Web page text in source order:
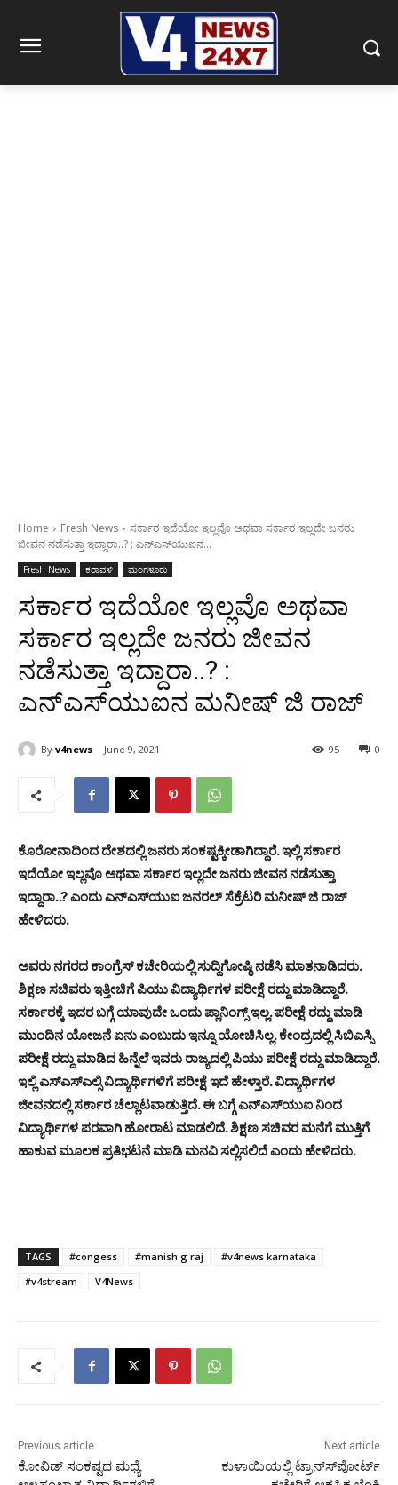
Home Fresh News
ಸರ್ಕಾರ ಇದೆಯೋ ಇಲ್ಲವೊ ಅಥವಾ ಸರ್ಕಾರ ಇಲ್ಲದೇ ಜನರು
ಜೀವನ ನಡೆಸುತ್ತಾ ಇದ್ದಾರಾ..? : ಎನ್‍ಎಸ್‍ಯುಐನ...
Fresh News ಕರಾವಳಿ ಮಂಗಳೂರು
ಸರ್ಕಾರ ಇದೆಯೋ ಇಲ್ಲವೊ ಅಥವಾ
ಸರ್ಕಾರ ಇಲ್ಲದೇ ಜನರು ಜೀವನ
ನಡೆಸುತ್ತಾ ಇದ್ದಾರಾ..? :
ಎನ್‍ಎಸ್‍ಯುಐನ ಮನೀಷ್ ಜಿ ರಾಜ್
By v4news June 9, 2021 0
95
ಕೊರೋನಾದಿಂದ ದೇಶದಲ್ಲಿ ಜನರು ಸಂಕಷ್ಟಕ್ಕೀಡಾಗಿದ್ದಾರೆ. ಇಲ್ಲಿ ಸರ್ಕಾರ
ಇದೆಯೋ ಇಲ್ಲವೊ ಅಥವಾ ಸರ್ಕಾರ ಇಲ್ಲದೇ ಜನರು ಜೀವನ ನಡೆಸುತ್ತಾ
ಇದ್ದಾರಾ..? ಎಂದು ಎನ್‍ಎಸ್‍ಯುಐ ಜನರಲ್ ಸೆಕ್ರೆಟರಿ ಮನೀಷ್ ಜಿ ರಾಜ್
ಹೇಳಿದರು.
ಅವರು ನಗರದ ಕಾಂಗ್ರೆಸ್ ಕಚೇರಿಯಲ್ಲಿ ಸುದ್ದಿಗೋಷ್ಠಿ ನಡೆಸಿ ಮಾತನಾಡಿದರು.
ಶಿಕ್ಷಣ ಸಚಿವರು ಇತ್ತೀಚಿಗೆ ಪಿಯು ವಿದ್ಯಾರ್ಥಿಗಳ ಪರೀಕ್ಷೆ ರದ್ದು ಮಾಡಿದ್ದಾರೆ.
ಸರ್ಕಾರಕ್ಕೆ ಇದರ ಬಗ್ಗೆ ಯಾವುದೇ ಒಂದು ಪ್ಲಾನಿಂಗ್ಸ್ ಇಲ್ಲ. ಪರೀಕ್ಷೆ ರದ್ದು ಮಾಡಿ
ಮುಂದಿನ ಯೋಜನೆ ಏನು ಎಂಬುದು ಇನ್ನೂ ಯೋಚಿಸಿಲ್ಲ. ಕೇಂದ್ರದಲ್ಲಿ ಸಿಬಿಎಸ್ಸಿ
ಪರೀಕ್ಷೆ ರದ್ದು ಮಾಡಿದ ಹಿನ್ನೆಲೆ ಇವರು ರಾಜ್ಯದಲ್ಲಿ ಪಿಯು ಪರೀಕ್ಷೆ ರದ್ದು ಮಾಡಿದ್ದಾರೆ.
ಇಲ್ಲಿ ಎಸ್‍ಎಸ್‍ಎಲ್ಸಿ ವಿದ್ಯಾರ್ಥಿಗಳಿಗೆ ಪರೀಕ್ಷೆ ಇದೆ ಹೇಳ್ತಾರೆ. ವಿದ್ಯಾರ್ಥಿಗಳ
ಜೀವನದಲ್ಲಿ ಸರ್ಕಾರ ಚೆಲ್ಲಾಟವಾಡುತ್ತಿದೆ. ಈ ಬಗ್ಗೆ ಎನ್‍ಎಸ್‍ಯುಐ ನಿಂದ
ವಿದ್ಯಾರ್ಥಿಗಳ ಪರವಾಗಿ ಹೋರಾಟ ಮಾಡಲಿದೆ. ಶಿಕ್ಷಣ ಸಚಿವರ ಮನೆಗೆ ಮುತ್ತಿಗೆ
ಹಾಕುವ ಮೂಲಕ ಪ್ರತಿಭಟನೆ ಮಾಡಿ ಮನವಿ ಸಲ್ಲಿಸಲಿದೆ ಎಂದು ಹೇಳಿದರು.
TAGS #congess #manish g raj
#v4news karnataka
#v4stream
V4News
Previous article
ಕೋವಿಡ್ ಸಂಕಷ್ಟದ ಮಧ್ಯೆ
Next article
ಕುಳಾಯಿಯಲ್ಲಿ ಟ್ರಾನ್ಸ್‍ಪೋರ್ಟ್